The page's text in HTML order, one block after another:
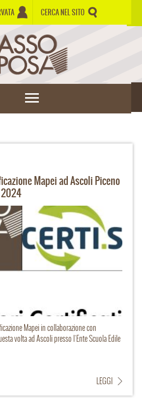
CERCA NEL SITO
Mapei ad Ascoli Piceno
Mapei in collaborazione con
volta ad Ascoli presso l'Ente Scuola Edile
LEGGI